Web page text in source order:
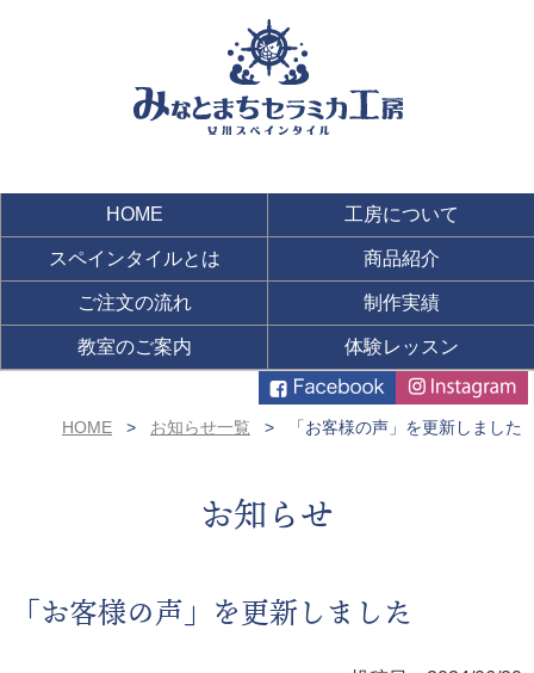
HOME 工房について
スペインタイルとは 商品紹介
ご注文の流れ 制作実績
教室のご案内 体験レッスン
HOME お知らせ一覧 「お客様の声」を更新しました
お知らせ
「お客様の声」を更新しました